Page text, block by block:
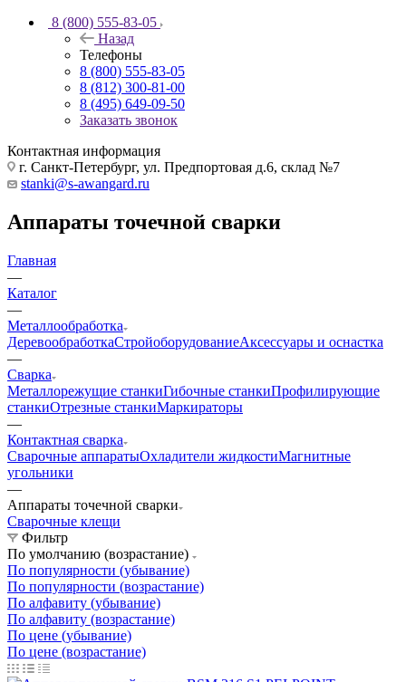
8 (800) 555-83-05
Назад
Телефоны
8 (800) 555-83-05
8 (812) 300-81-00
8 (495) 649-09-50
Заказать звонок
Контактная информация
г. Санкт-Петербург, ул. Предпортовая д.6, склад №7
stanki@s-awangard.ru
Аппараты точечной сварки
Главная
—
Каталог
—
Металлообработка
ДеревообработкаСтройоборудованиеАксeccyapы и оснастка
—
Сварка
Металлорежущие станкиГибочные станкиПрофилирующие
станкиОтрезные станкиМаркираторы
—
Контактная сварка
Сварочные аппаратыОхладители жидкостиМагнитные
угольники
—
Аппараты точечной сварки
Сварочные клещи
Фильтр
По умолчанию (возрастание)
По популярности (убывание)
По популярности (возрастание)
По алфавиту (убывание)
По алфавиту (возрастание)
По цене (убывание)
По цене (возрастание)